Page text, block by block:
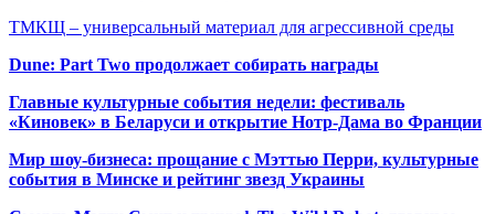
ТМКЩ – универсальный материал для агрессивной среды
Dune: Part Two продолжает собирать награды
Главные культурные события недели: фестиваль
«Киновек» в Беларуси и открытие Нотр-Дама во Франции
Мир шоу-бизнеса: прощание с Мэттью Перри, культурные
события в Минске и рейтинг звезд Украины